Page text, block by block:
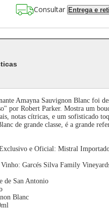
Consultar Entrega e
Amayna Sauvignon Blanc foi
por Robert Parker. Mostra um
notas cítricas, e um sofisticado
de grande classe, é a grande
e Oficial: Mistral
Garcés Silva Family
de San Antonio
Blanc